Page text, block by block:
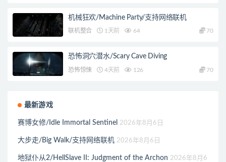
机械狂欢/Machine Party/支持网络联机
联机整合 1天前 64 70
恐怖洞穴潜水/Scary Cave Diving
恐怖惊悚 4天前 126 70
最新游戏
赛博女修/Idle Immortal Sentinel 2026年8月6日
大步走/Big Walk/支持网络联机 2026年8月6日
地狱仆从2/HellSlave II: Judgment of the Archon 2026年8月6